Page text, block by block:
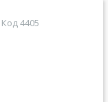
Код 4405